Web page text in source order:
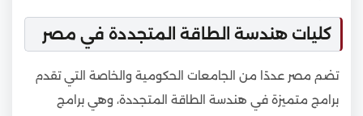
كليات هندسة الطاقة المتجددة في مصر
تضم مصر عددًا من الجامعات الحكومية والخاصة التي تقدم
برامج متميزة في هندسة الطاقة المتجددة، وهي برامج